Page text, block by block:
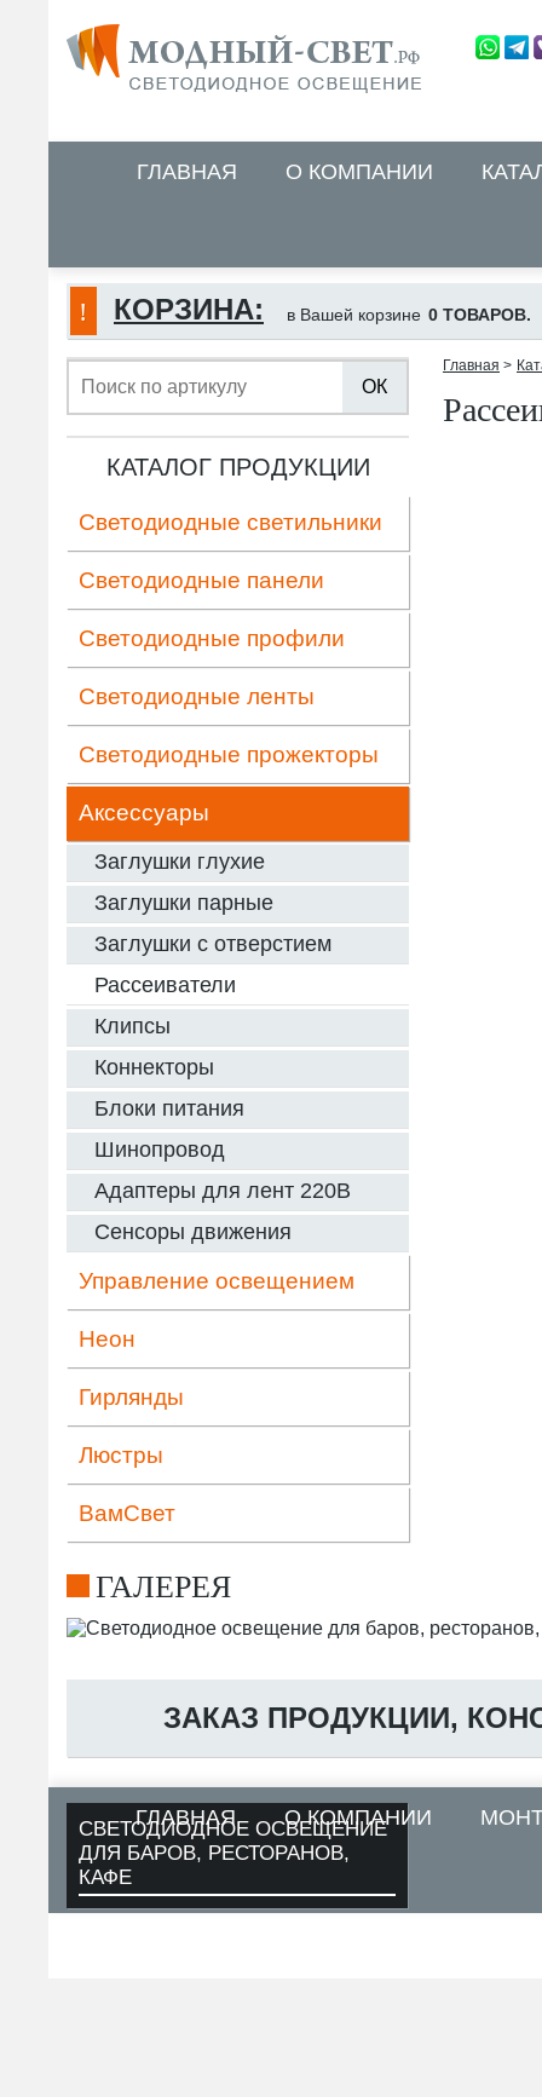
ГЛАВНАЯ О КОМПАНИИ
КОРЗИНА: в Вашей корзине 0 ТОВАРОВ.
ОК
КАТАЛОГ ПРОДУКЦИИ
Светодиодные светильники
Светодиодные панели
Светодиодные профили
Светодиодные ленты
Светодиодные прожекторы
Аксессуары
Заглушки глухие
Заглушки парные
Заглушки с отверстием
Рассеиватели
Клипсы
Коннекторы
Блоки питания
Шинопровод
Адаптеры для лент 220В
Сенсоры движения
Управление освещением
Неон
Гирлянды
Люстры
ВамСвет
Главная >
ГАЛЕРЕЯ
СВЕТОДИОДНОЕ ОСВЕЩЕНИЕ
ДЛЯ БАРОВ, РЕСТОРАНОВ,
КАФЕ
ЗАКАЗ ПРОДУКЦИИ,
ГЛАВНАЯ О КОМПАНИИ